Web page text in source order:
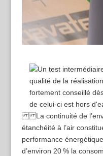
La continuité de
étanchéité à l’air
performance
d’environ 20 % la